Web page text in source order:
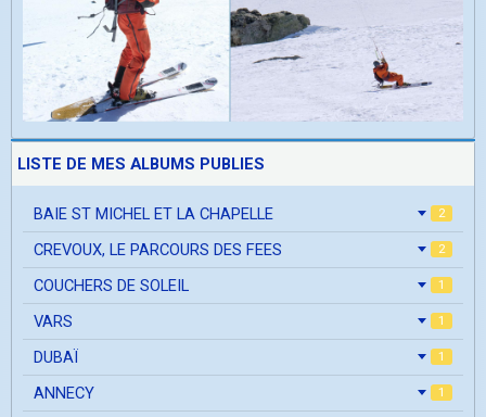
LISTE DE MES ALBUMS PUBLIES
BAIE ST MICHEL ET LA CHAPELLE 2
CREVOUX, LE PARCOURS DES FEES 2
COUCHERS DE SOLEIL 1
VARS 1
DUBAÏ 1
ANNECY 1